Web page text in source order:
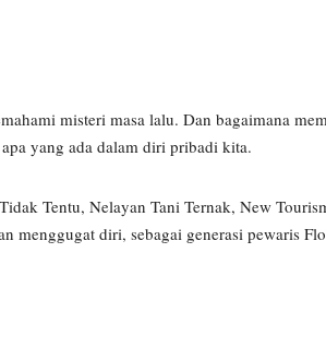
misteri masa lalu. Dan bagaimana
yang ada dalam diri pribadi kita.
Tentu, Nelayan Tani Ternak, New
menggugat diri, sebagai generasi pewaris